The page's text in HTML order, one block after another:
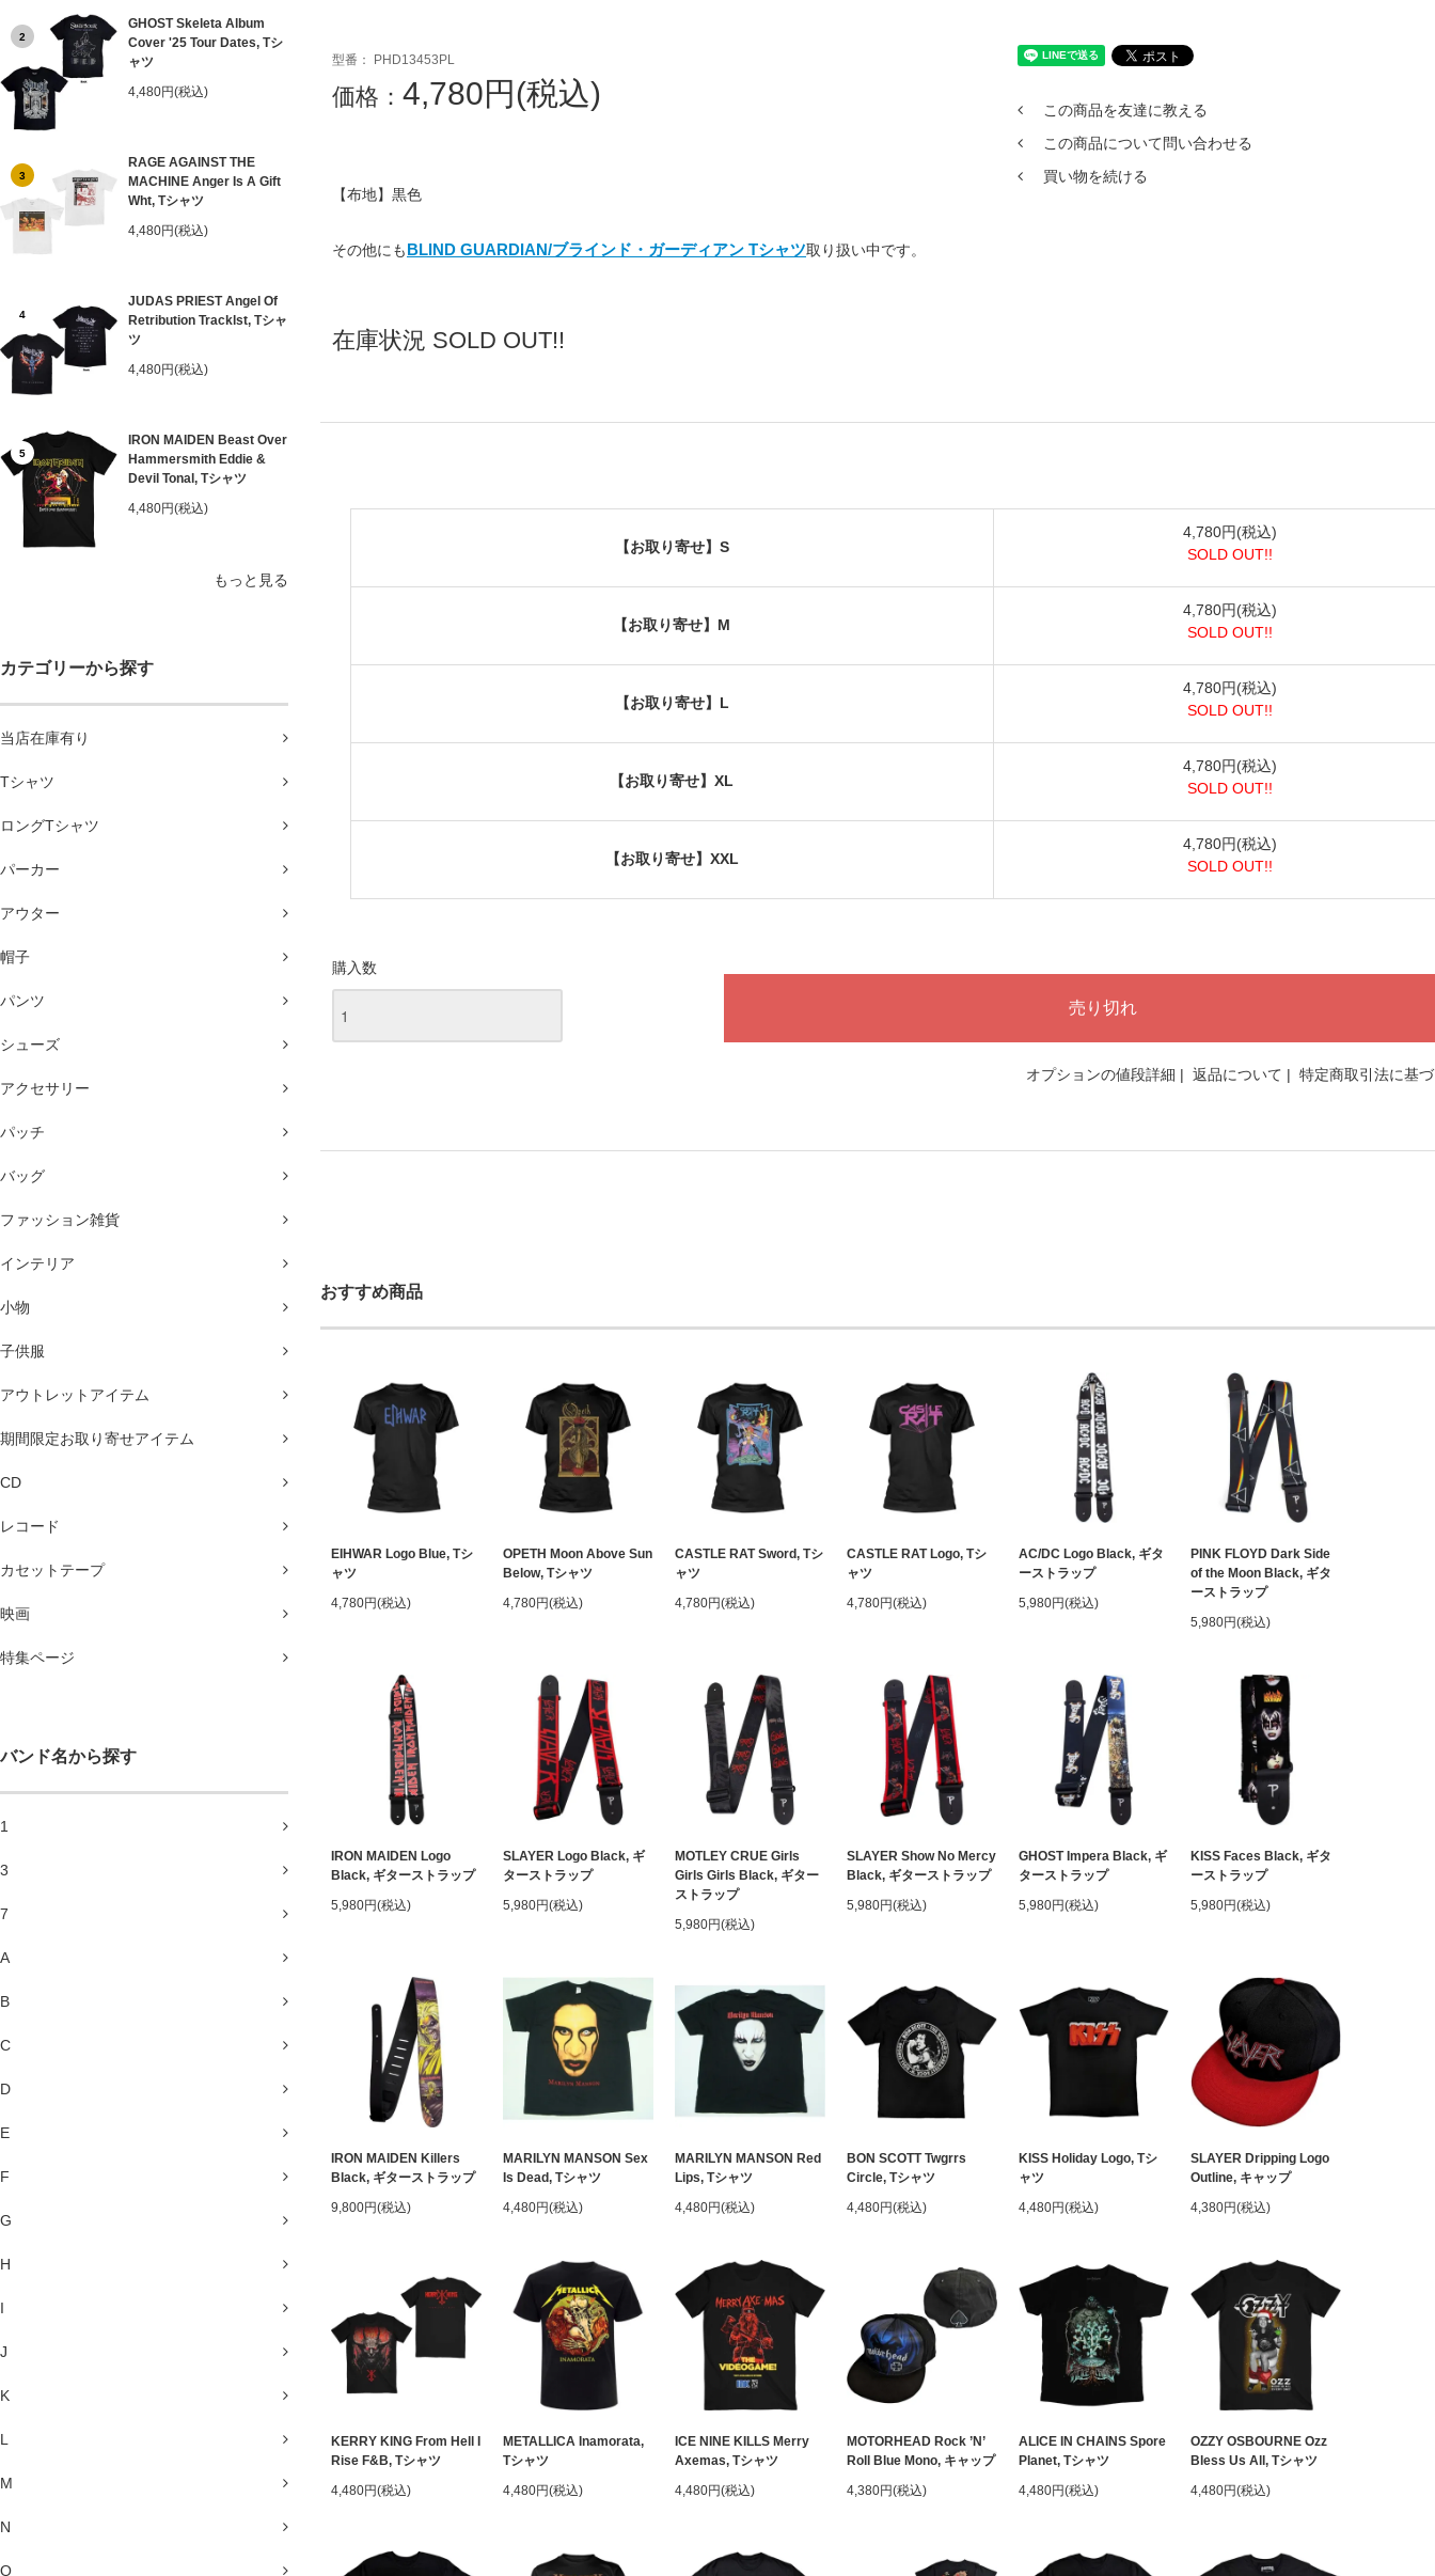
2
GHOST Skeleta Album
Cover '25 Tour Dates, Tシ
ャツ
4,480円(税込)
3
RAGE AGAINST THE
MACHINE Anger Is A Gift
Wht, Tシャツ
4,480円(税込)
4
JUDAS PRIEST Angel Of
Retribution Tracklst, Tシャ
ツ
4,480円(税込)
5
IRON MAIDEN Beast Over
Hammersmith Eddie &
Devil Tonal, Tシャツ
4,480円(税込)
もっと見る
カテゴリーから探す
当店在庫有り
Tシャツ
ロングTシャツ
パーカー
アウター
帽子
パンツ
シューズ
アクセサリー
パッチ
バッグ
ファッション雑貨
インテリア
小物
子供服
アウトレットアイテム
期間限定お取り寄せアイテム
CD
レコード
カセットテープ
映画
特集ページ
バンド名から探す
1
3
7
A
B
C
D
E
F
G
H
I
J
K
L
M
N
O
PHD13453PL
4,780円(税込)
【布地】黒色
その他にもBLIND GUARDIAN/ブラインド・ガーディアン Tシャツ取り扱い中です。
在庫状況 SOLD OUT!!
この商品を友達に教える
この商品について問い合わせる
買い物を続ける
【お取り寄せ】S
4,780円(税込)
SOLD OUT!!
【お取り寄せ】M
4,780円(税込)
SOLD OUT!!
【お取り寄せ】L
4,780円(税込)
SOLD OUT!!
【お取り寄せ】XL
4,780円(税込)
SOLD OUT!!
【お取り寄せ】XXL
4,780円(税込)
SOLD OUT!!
購入数
オプションの値段詳細 | 返品について | 特定商取引法に基
おすすめ商品
EIHWAR Logo Blue, Tシ
ャツ
4,780円(税込)
OPETH Moon Above Sun
Below, Tシャツ
4,780円(税込)
CASTLE RAT Sword, Tシ
ャツ
4,780円(税込)
CASTLE RAT Logo, Tシ
ャツ
4,780円(税込)
AC/DC Logo Black, ギタ
ーストラップ
5,980円(税込)
PINK FLOYD Dark Side
of the Moon Black, ギタ
ーストラップ
5,980円(税込)
IRON MAIDEN Logo
Black, ギターストラップ
5,980円(税込)
SLAYER Logo Black, ギ
ターストラップ
5,980円(税込)
MOTLEY CRUE Girls
Girls Girls Black, ギター
ストラップ
5,980円(税込)
SLAYER Show No Mercy
Black, ギターストラップ
5,980円(税込)
GHOST Impera Black, ギ
ターストラップ
5,980円(税込)
KISS Faces Black, ギタ
ーストラップ
5,980円(税込)
IRON MAIDEN Killers
Black, ギターストラップ
9,800円(税込)
MARILYN MANSON Sex
Is Dead, Tシャツ
4,480円(税込)
MARILYN MANSON Red
Lips, Tシャツ
4,480円(税込)
BON SCOTT Twgrrs
Circle, Tシャツ
4,480円(税込)
KISS Holiday Logo, Tシ
ャツ
4,480円(税込)
SLAYER Dripping Logo
Outline, キャップ
4,380円(税込)
KERRY KING From Hell I
Rise F&B, Tシャツ
4,480円(税込)
METALLICA Inamorata,
Tシャツ
4,480円(税込)
ICE NINE KILLS Merry
Axemas, Tシャツ
4,480円(税込)
MOTORHEAD Rock ’N’
Roll Blue Mono, キャップ
4,380円(税込)
ALICE IN CHAINS Spore
Planet, Tシャツ
4,480円(税込)
OZZY OSBOURNE Ozz
Bless Us All, Tシャツ
4,480円(税込)